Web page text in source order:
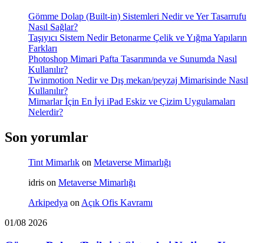
Gömme Dolap (Built-in) Sistemleri Nedir ve Yer Tasarrufu
Nasıl Sağlar?
Taşıyıcı Sistem Nedir Betonarme Çelik ve Yığma Yapıların
Farkları
Photoshop Mimari Pafta Tasarımında ve Sunumda Nasıl
Kullanılır?
Twinmotion Nedir ve Dış mekan/peyzaj Mimarisinde Nasıl
Kullanılır?
Mimarlar İçin En İyi iPad Eskiz ve Çizim Uygulamaları
Nelerdir?
Son yorumlar
Tint Mimarlık on Metaverse Mimarlığı
idris on Metaverse Mimarlığı
Arkipedya on Açık Ofis Kavramı
01/08 2026